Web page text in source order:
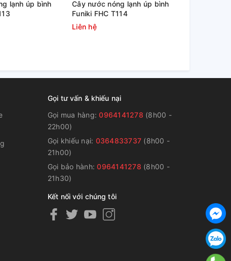
lạnh úp bình
Cây nước nóng lạnh úp bình
Funiki FHC T114
Liên hệ
Gọi tư vấn & khiếu nại
Gọi mua hàng:0964141278 (8h00 -
22h00)
Gọi khiếu nại: 0364833737 (8h00 -
21h00)
Gọi bảo hành:0964141278 (8h00 -
21h30)
Kết nối với chúng tôi